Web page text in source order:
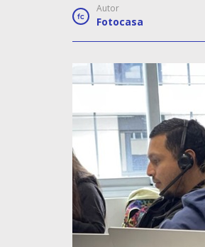
Autor
Fotocasa